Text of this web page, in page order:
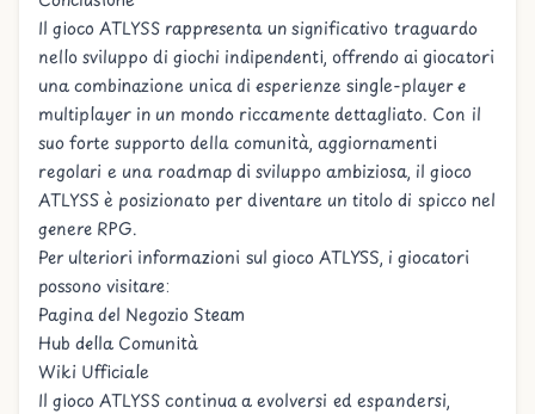
Il gioco ATLYSS rappresenta un significativo traguardo
nello sviluppo di giochi indipendenti, offrendo ai giocatori
una combinazione unica di esperienze single-player e
multiplayer in un mondo riccamente dettagliato. Con il
suo forte supporto della comunità, aggiornamenti
regolari e una roadmap di sviluppo ambiziosa, il gioco
ATLYSS è posizionato per diventare un titolo di spicco nel
genere RPG.
Per ulteriori informazioni sul gioco ATLYSS, i giocatori
possono visitare:
Pagina del Negozio Steam
Hub della Comunità
Wiki Ufficiale
Il gioco ATLYSScontinua a evolversi ed espandersi,